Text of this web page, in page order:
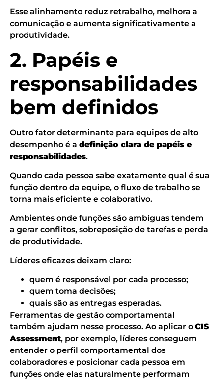
Esse alinhamento reduz retrabalho, melhora a
comunicação e aumenta significativamente a
produtividade.
2. Papéis e
responsabilidades
bem definidos
Outro fator determinante para equipes de alto
desempenho é a definição clara de papéis e
responsabilidades.
Quando cada pessoa sabe exatamente qual é sua
função dentro da equipe, o fluxo de trabalho se
torna mais eficiente e colaborativo.
Ambientes onde funções são ambíguas tendem
a gerar conflitos, sobreposição de tarefas e perda
de produtividade.
Líderes eficazes deixam claro:
quem é responsável por cada processo;
quem toma decisões;
quais são as entregas esperadas.
Ferramentas de gestão comportamental
também ajudam nesse processo. Ao aplicar o CIS
Assessment, por exemplo, líderes conseguem
entender o perfil comportamental dos
colaboradores e posicionar cada pessoa em
funções onde elas naturalmente performam